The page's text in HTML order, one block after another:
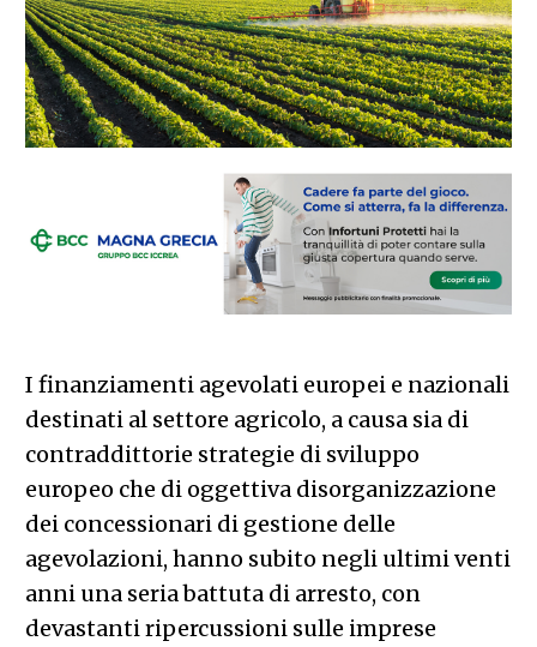
I finanziamenti agevolati europei e nazionali
destinati al settore agricolo, a causa sia di
contraddittorie strategie di sviluppo
europeo che di oggettiva disorganizzazione
dei concessionari di gestione delle
agevolazioni, hanno subito negli ultimi venti
anni una seria battuta di arresto, con
devastanti ripercussioni sulle imprese